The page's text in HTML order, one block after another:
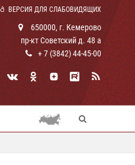
ВЕРСИЯ ДЛЯ СЛАБОВИДЯЩИХ
650000, г. Кемерово
пр-кт Советский д. 48 а
+ 7 (3842) 44-45-00